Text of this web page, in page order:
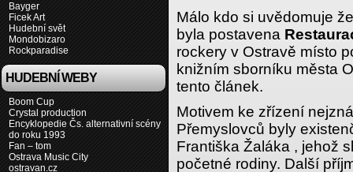
Bayger
Ficek Art
Hudební svět
Mondobizaro
Rockparadise
HUDEBNÍ WEBY
Boom Cup
Crystal production
Encyklopedie Čs. alternativní scény
do roku 1993
Fan – tom
Ostrava Music City
ostravan.cz
Málo kdo si uvědomuje
byla postavena
rockery v Ostravě místo
knižním sborníku města
tento článek.
Motivem ke zřízení
Přemyslovců byly
Františka Žaláka , jehož
početné rodiny. Další